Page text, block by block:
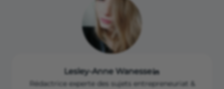
Lesley-Anne Wanesse
Rédactrice experte des sujets entrepreneuriat &